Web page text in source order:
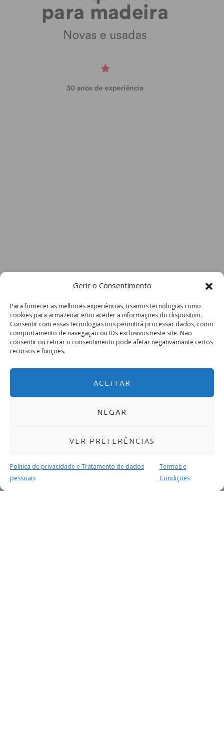
Gerir o Consentimento
Para fornecer as melhores experiências, usamos tecnologias como
cookies para armazenar e/ou aceder a informações do dispositivo.
Consentir com essas tecnologias nos permitirá processar dados, como
comportamento de navegação ou IDs exclusivos neste site. Não
consentir ou retirar o consentimento pode afetar negativamante certos
recursos e funções.
ACEITAR
NEGAR
VER PREFERÊNCIAS
Política de privacidade e Tratamento de dados
pessoais
Termos e
Condições